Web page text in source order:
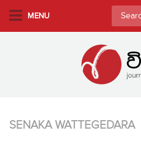
MENU
Search
for:
SENAKA WATTEGEDARA